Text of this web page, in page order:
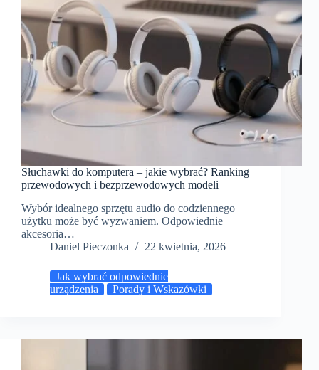
Słuchawki do komputera – jakie wybrać? Ranking
przewodowych i bezprzewodowych modeli
Wybór idealnego sprzętu audio do codziennego
użytku może być wyzwaniem. Odpowiednie
akcesoria…
Daniel Pieczonka
22 kwietnia, 2026
Jak wybrać odpowiednie
urządzenia
Porady i Wskazówki